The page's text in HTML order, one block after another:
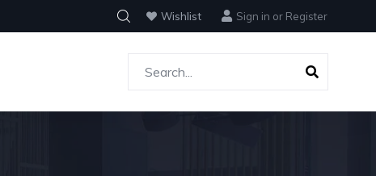
Wishlist Sign in or Register